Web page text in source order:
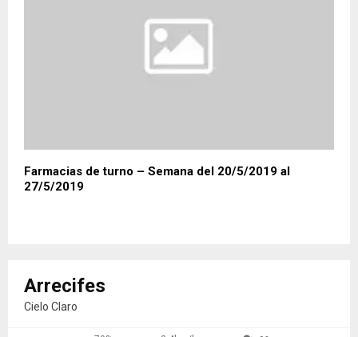
Farmacias de turno – Semana del 20/5/2019 al
27/5/2019
Arrecifes
Cielo Claro